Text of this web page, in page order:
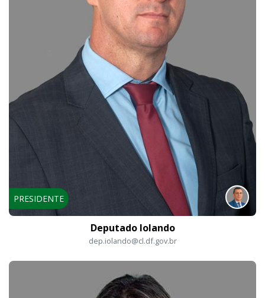
PRESIDENTE
Deputado Iolando
dep.iolando@cl.df.gov.br